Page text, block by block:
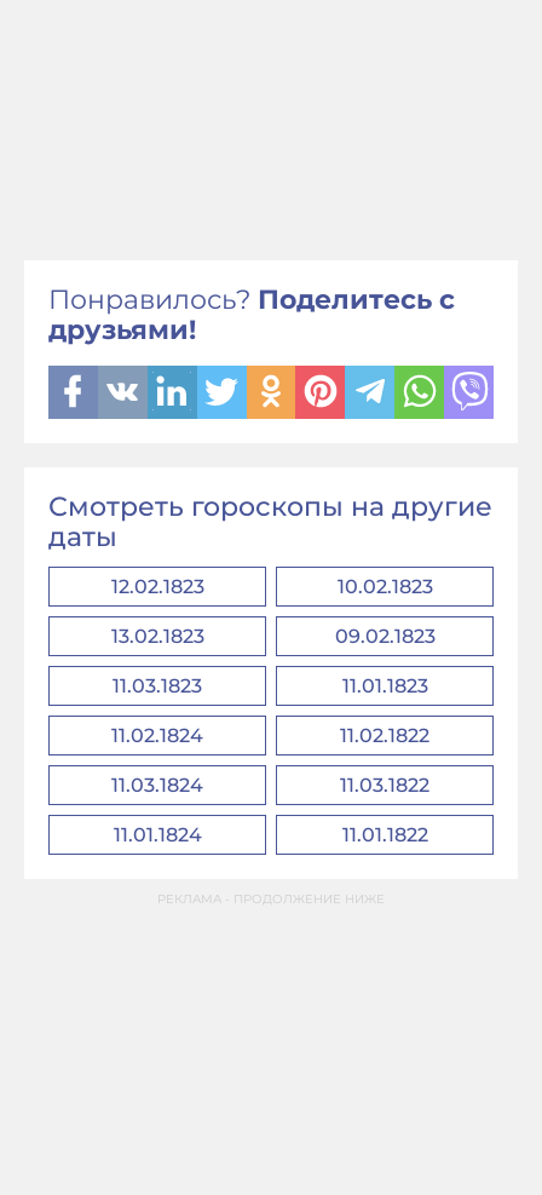
Понравилось? Поделитесь с
друзьями!
Смотреть гороскопы на другие
даты
12.02.1823 10.02.1823
13.02.1823 09.02.1823
11.03.1823 11.01.1823
11.02.1824 11.02.1822
11.03.1824 11.03.1822
11.01.1824 11.01.1822
РЕКЛАМА - ПРОДОЛЖЕНИЕ НИЖЕ